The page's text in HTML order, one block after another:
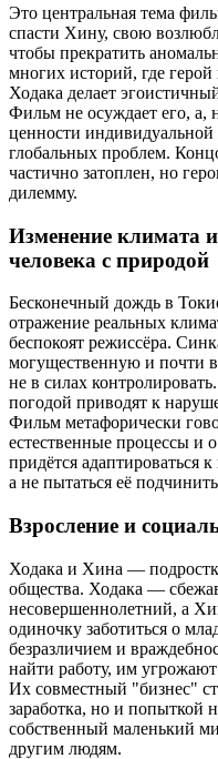
Это центральная тема
спасти Хину, свою
чтобы прекратить
многих историй, где
Ходака делает
Фильм не осуждает его, а,
ценности
глобальных проблем.
частично затоплен, но
дилемму.
Изменение климата
человека с природой
Бесконечный дождь в
отражение реальных
беспокоят режиссёра.
могущественную и почти
не в силах
погодой приводят к
Фильм метафорически
естественные процессы и
придётся адаптироваться
а не пытаться её
Взросление и
Ходака и Хина —
общества. Ходака —
несовершеннолетний, а
одиночку заботиться о
безразличием и
найти работу, им
Их совместный "бизнес"
заработка, но и попыткой
собственный маленький
другим людям.